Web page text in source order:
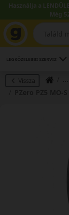
Használja a
Még
LEGKÖZELEBBI SZERVIZ
Vissza